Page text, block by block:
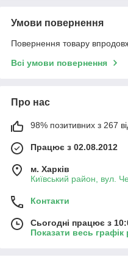
Умови повернення
Повернення товару
Всі умови повернення
Про нас
98% позитивних з 267
Працює з 02.08.2012
м. Харків
Київський район, вул.
Контакти
Сьогодні працює з
Показати весь графік